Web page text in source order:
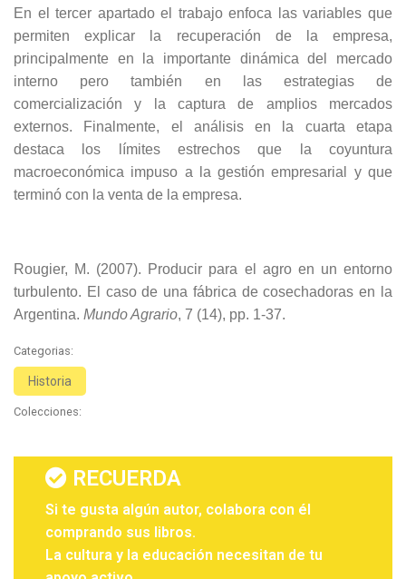
En el tercer apartado el trabajo enfoca las variables que
permiten explicar la recuperación de la empresa,
principalmente en la importante dinámica del mercado
interno pero también en las estrategias de
comercialización y la captura de amplios mercados
externos. Finalmente, el análisis en la cuarta etapa
destaca los límites estrechos que la coyuntura
macroeconómica impuso a la gestión empresarial y que
terminó con la venta de la empresa.
Rougier, M. (2007). Producir para el agro en un entorno
turbulento. El caso de una fábrica de cosechadoras en la
Argentina. Mundo Agrario, 7 (14), pp. 1-37.
Categorias:
Historia
Colecciones:
RECUERDA
Si te gusta algún autor, colabora con él
comprando sus libros.
La cultura y la educación necesitan de tu